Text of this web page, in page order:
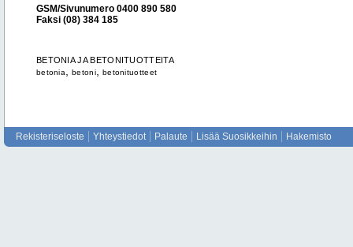
GSM/Sivunumero 0400 890 580
Faksi (08) 384 185
BETONIA JA BETONITUOTTEITA
betonia ,betoni, betonituotteet
Rekisteriseloste Yhteystiedot Palaute Lisää Suosikkeihin Hakemisto